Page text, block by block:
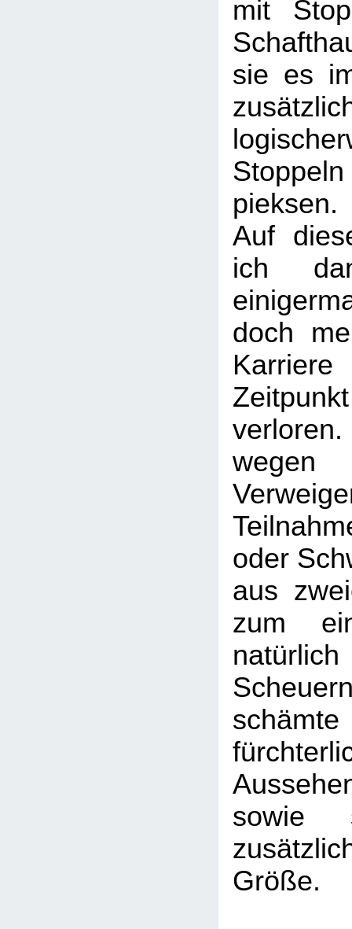
mit
sie es
pieksen.
Auf
ich
doch
oder
aus
zum
sowie
Größe.